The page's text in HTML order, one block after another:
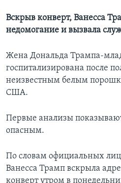
Вскрыв конверт, Ванесса
недомогание и вызвала
Жена Дональда Трампа-
госпитализирована после
неизвестным белым
США.
Первые анализы
опасным.
По словам официальных
Ванесса Трамп вскрыла
конверт утром в